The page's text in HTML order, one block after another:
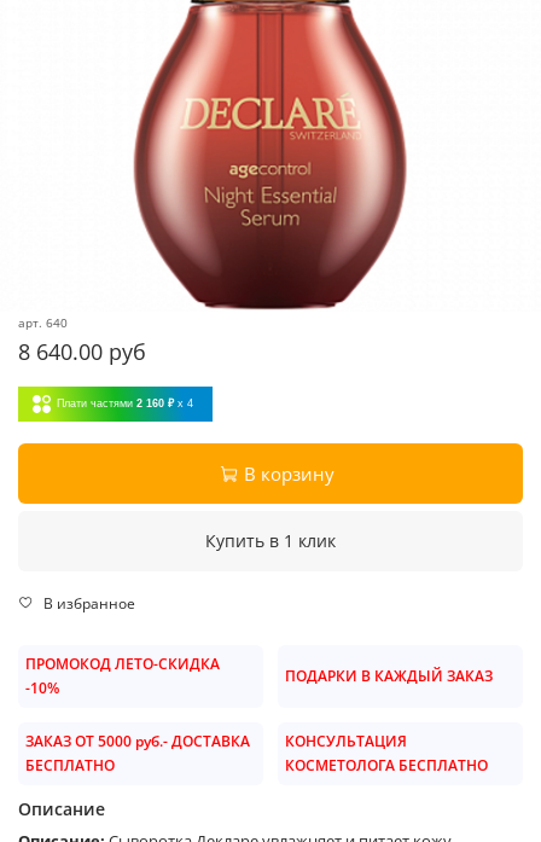
арт. 640
8 640.00 руб
Плати частями 2 160 ₽ x 4
В корзину
Купить в 1 клик
В избранное
ПРОМОКОД ЛЕТО-СКИДКА
-10%
ПОДАРКИ В КАЖДЫЙ ЗАКАЗ
ЗАКАЗ ОТ 5000 руб.- ДОСТАВКА
БЕСПЛАТНО
КОНСУЛЬТАЦИЯ
КОСМЕТОЛОГА БЕСПЛАТНО
Описание